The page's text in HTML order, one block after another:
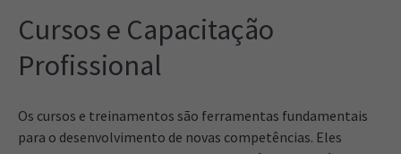
Cursos e Capacitação
Profissional
Os cursos e treinamentos são ferramentas fundamentais
para o desenvolvimento de novas competências. Eles